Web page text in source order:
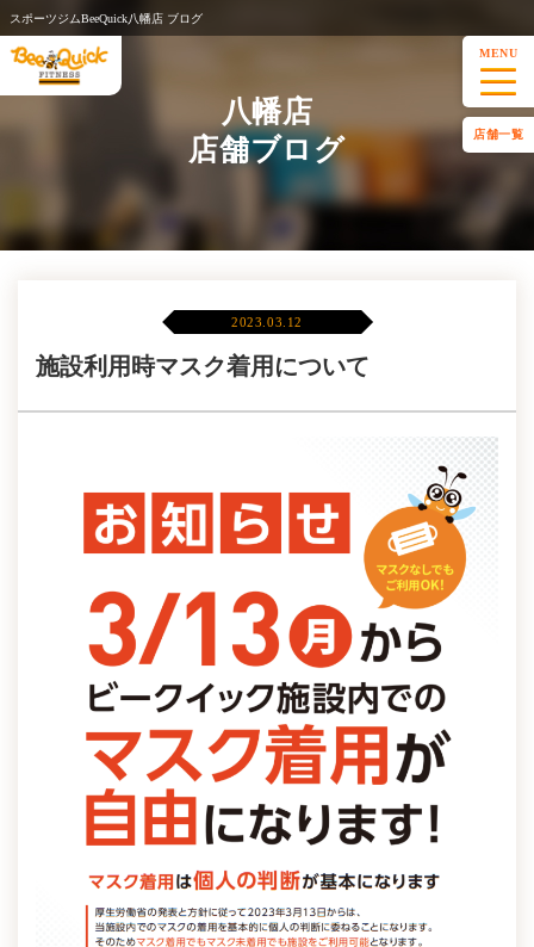
スポーツジムBeeQuick八幡店 ブログ
MENU
店舗一覧
八幡店
店舗ブログ
2023.03.12
施設利用時マスク着用について